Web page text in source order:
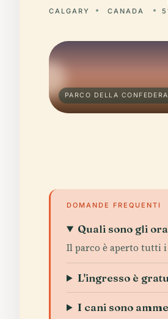
CALGARY CANADA
PARCO DELLA
DOMANDE FREQUENTI
Quali sono gli
Il parco è aperto tutti
L'ingresso è
I cani sono